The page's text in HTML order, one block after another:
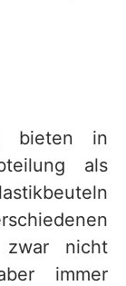
bieten in
als
nicht
immer